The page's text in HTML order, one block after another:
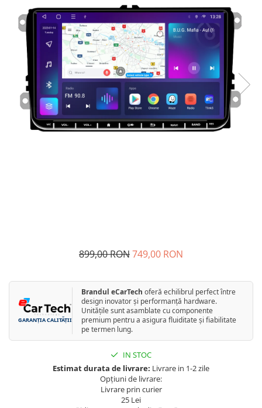
Navigatii Fiat
Navigatii Nissan
Navigatii Citroen
Navigatii Suzuki
Navigatii Mitsubishi
Navigatii Volvo
Navigatii KIA
Navigatii Porsche
Navigatii Iveco
Navigatii Chrysler
899,00 RON749,00 RON
GARANȚIA CALITĂȚII
Brandul eCarTech oferă echilibrul perfect între
design inovator și performanță hardware.
Unitățile sunt asamblate cu componente
premium pentru a asigura fluiditate și fiabilitate
pe termen lung.
IN STOC
Estimat durata de livrare: Livrare in 1-2 zile
Opțiuni de livrare:
Livrare prin curier
25 Lei